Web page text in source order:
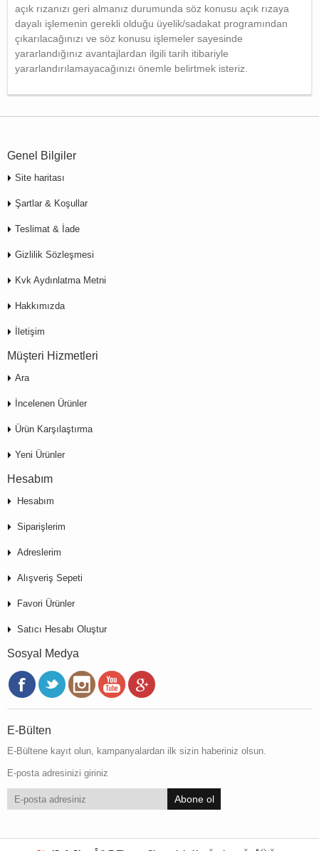
açık rızanızı geri almanız durumunda söz konusu açık rızaya
dayalı işlemenin gerekli olduğu üyelik/sadakat programından
çıkarılacağınızı ve söz konusu işlemeler sayesinde
yararlandığınız avantajlardan ilgili tarih itibariyle
yararlandırılamayacağınızı önemle belirtmek isteriz.
Genel Bilgiler
Site haritası
Şartlar & Koşullar
Teslimat & İade
Gizlilik Sözleşmesi
Kvk Aydınlatma Metni
Hakkımızda
İletişim
Müşteri Hizmetleri
Ara
İncelenen Ürünler
Ürün Karşılaştırma
Yeni Ürünler
Hesabım
Hesabım
Siparişlerim
Adreslerim
Alışveriş Sepeti
Favori Ürünler
Satıcı Hesabı Oluştur
Sosyal Medya
E-Bülten
E-Bültene kayıt olun, kampanyalardan ilk sizin haberiniz olsun.
E-posta adresinizi giriniz
Abone ol